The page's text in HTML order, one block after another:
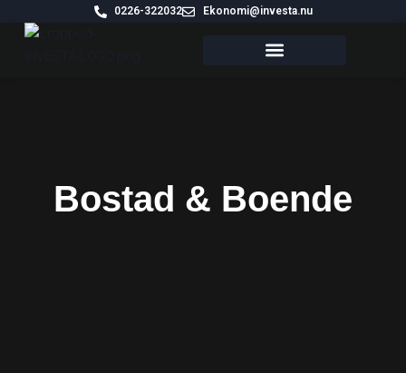
0226-322032 Ekonomi@investa.nu
Bostad & Boende